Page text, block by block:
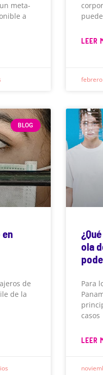
meta-
a
LEER
febrero
BLOG
de
de la
ola
Para
casos
LEER